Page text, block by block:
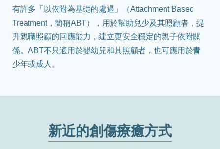
有許多「以依附為基礎的處遇」（Attachment Based
Treatment，簡稱ABT），用於幫助兒少及其照顧者，提
升親職照顧的回應能力，建立更安全穩定的親子依附關
係。ABT不只適用於嬰幼兒和其照顧者，也可應用於青
少年或成人。
新近的創傷療癒方式